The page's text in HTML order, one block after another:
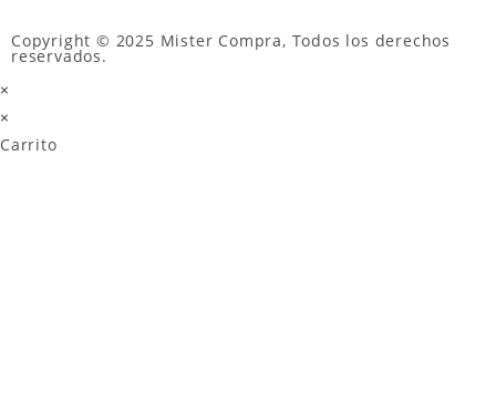
Copyright © 2025 Mister Compra, Todos los derechos
reservados.
×
×
Carrito